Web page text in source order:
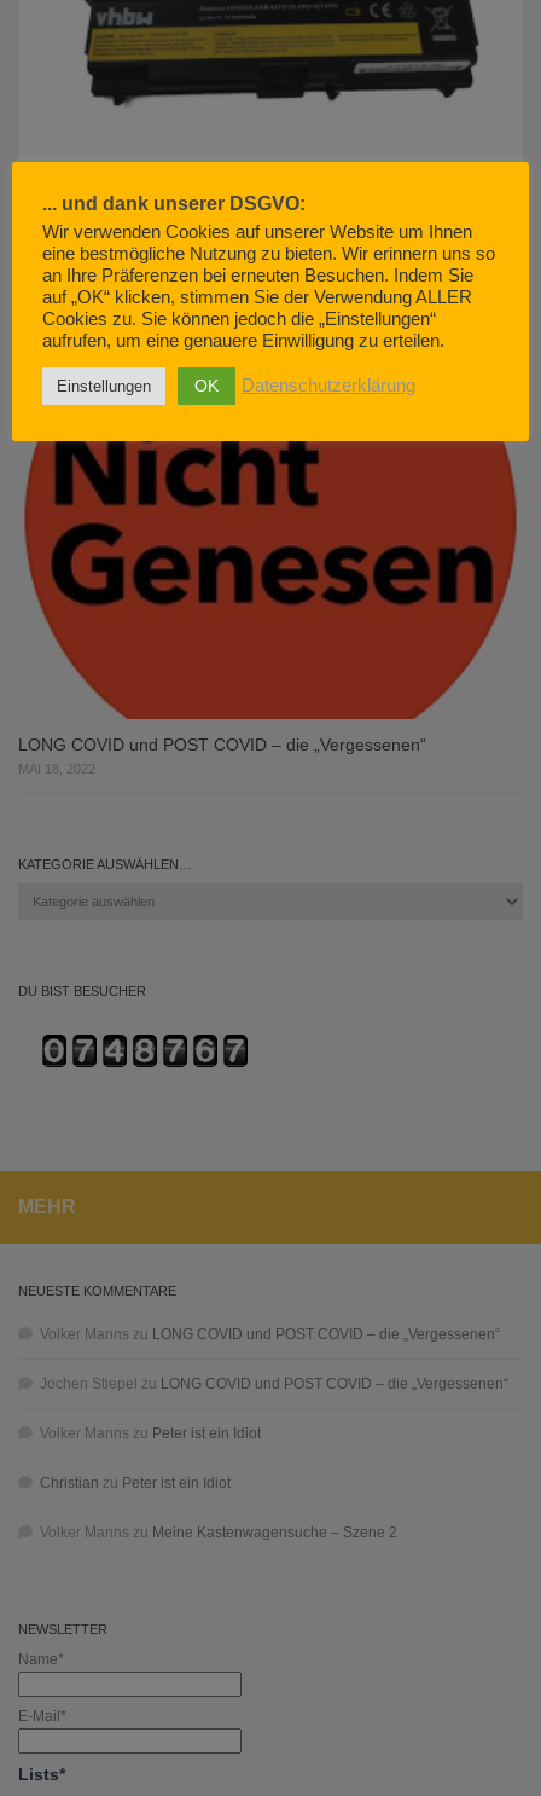
akku500.de (EMCOM GmbH) – so geht Kundenservice. Nicht.
JUNI 29, 2022
LONG COVID und POST COVID – die „Vergessenen“
MAI 18, 2022
KATEGORIE AUSWÄHLEN…
Kategorie
DU BIST BESUCHER
MEHR
NEUESTE KOMMENTARE
Volker Manns zu LONG COVID und POST COVID – die „Vergessenen“
Jochen Stiepel zu LONG COVID und POST COVID – die „Vergessenen“
Volker Manns zu Peter ist ein Idiot
Christian zu Peter ist ein Idiot
Volker Manns zu Meine Kastenwagensuche – Szene 2
NEWSLETTER
Name*
E-Mail*
Lists*
... und dank unserer DSGVO:
Wir verwenden Cookies auf unserer Website um Ihnen
eine bestmögliche Nutzung zu bieten. Wir erinnern uns so
an Ihre Präferenzen bei erneuten Besuchen. Indem Sie
auf „OK“ klicken, stimmen Sie der Verwendung ALLER
Cookies zu. Sie können jedoch die „Einstellungen“
aufrufen, um eine genauere Einwilligung zu erteilen.
Einstellungen OK Datenschutzerklärung